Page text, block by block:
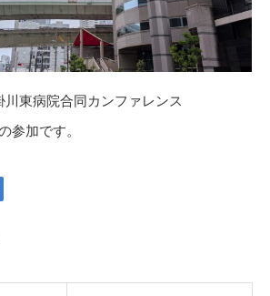
川東病院合同カンファレンス
参加です。